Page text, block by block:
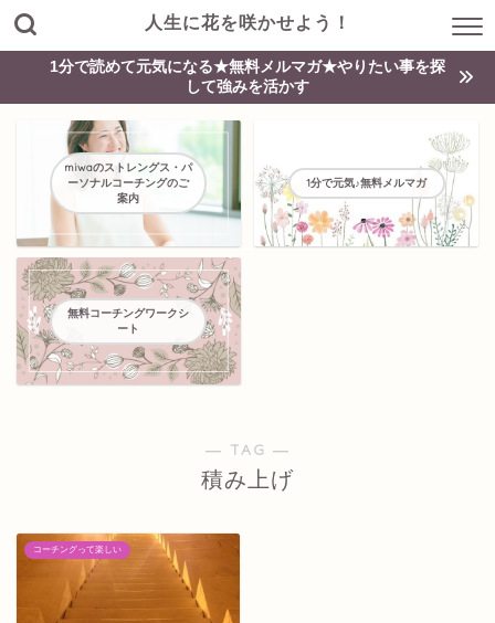
人生に花を咲かせよう！
1分で読めて元気になる★無料メルマガ★やりたい事を探
して強みを活かす
miwaのストレングス・パ
ーソナルコーチングのご
案内
1分で元気♪無料メルマガ
無料コーチングワークシ
ート
― TAG ―
積み上げ
コーチングって楽しい